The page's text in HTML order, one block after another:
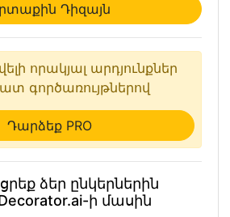
Դիզայն
որակյալ արդյունքներ
գործառույթներով
Դարձեք PRO
ձեր ընկերներին
ի մասին